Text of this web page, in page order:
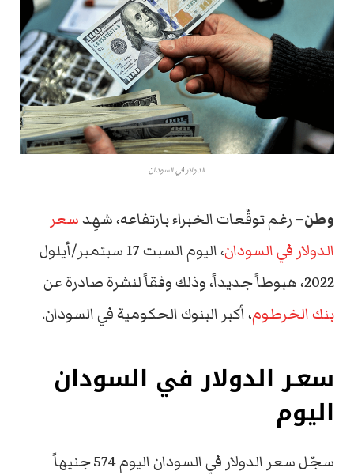
الدولار في السودان
وطن– رغم توقّعات الخبراء بارتفاعه، شهِدسعر
الدولار في السودان
، اليوم السبت 17 سبتمبر/أيلول
2022، هبوطاً جديداً، وذلك وفقاً لنشرة صادرة عن
بنك الخرطوم، أكبر البنوك الحكومية في السودان.
سعـر الدولار في السودان
اليوم
سجّل سعر الدولار في السودان اليوم 574 جنيهاً